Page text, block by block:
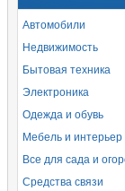
Автомобили
Недвижимость
Бытовая техника
Электроника
Одежда и обувь
Мебель и интерьер
Все для сада и
Средства связи